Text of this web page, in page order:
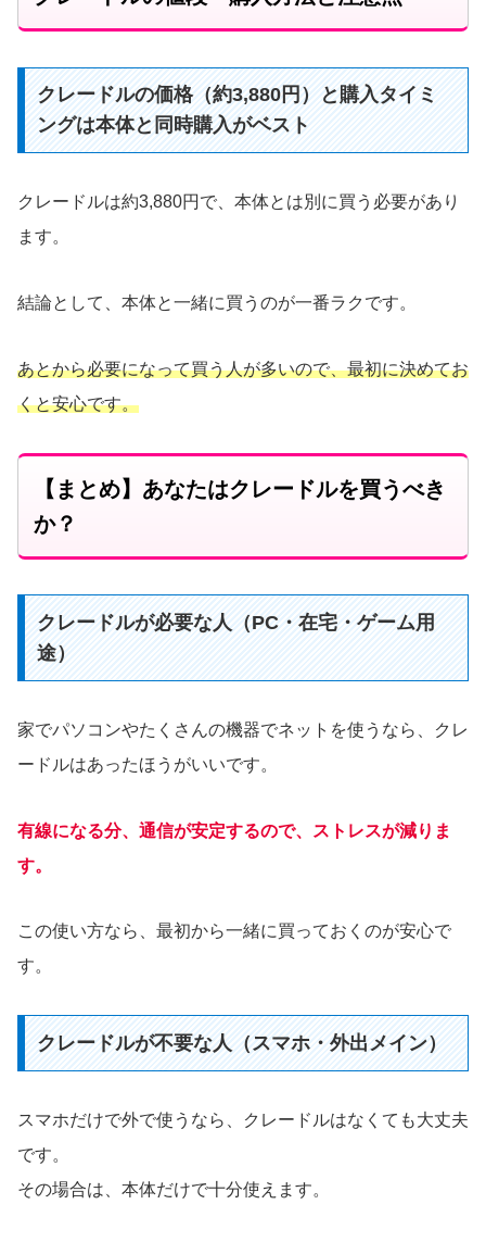
クレードルの価格（約3,880円）と購入タイミ
ングは本体と同時購入がベスト
クレードルは約3,880円で、本体とは別に買う必要があり
ます。
結論として、本体と一緒に買うのが一番ラクです。
あとから必要になって買う人が多いので、最初に決めてお
くと安心です。
【まとめ】あなたはクレードルを買うべき
か？
クレードルが必要な人（PC・在宅・ゲーム用
途）
家でパソコンやたくさんの機器でネットを使うなら、クレ
ードルはあったほうがいいです。
有線になる分、通信が安定するので、ストレスが減りま
す。
この使い方なら、最初から一緒に買っておくのが安心で
す。
クレードルが不要な人（スマホ・外出メイン）
スマホだけで外で使うなら、クレードルはなくても大丈夫
です。
その場合は、本体だけで十分使えます。